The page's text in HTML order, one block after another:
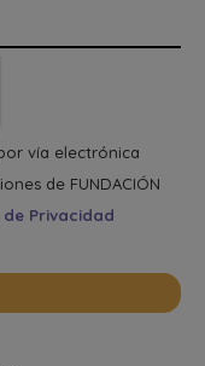
vía electrónica
de FUNDACIÓN
Privacidad